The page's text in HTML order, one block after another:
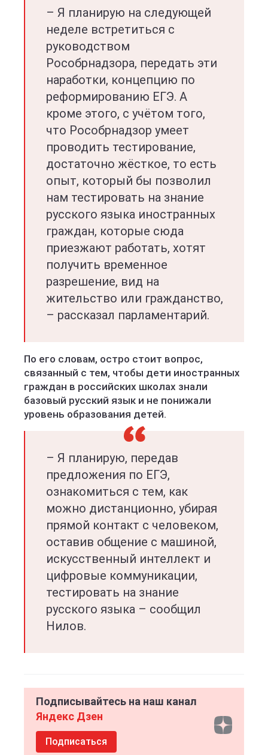
– Я планирую на следующей
неделе встретиться с
руководством
Рособрнадзора, передать эти
наработки, концепцию по
реформированию ЕГЭ. А
кроме этого, с учётом того,
что Рособрнадзор умеет
проводить тестирование,
достаточно жёсткое, то есть
опыт, который бы позволил
нам тестировать на знание
русского языка иностранных
граждан, которые сюда
приезжают работать, хотят
получить временное
разрешение, вид на
жительство или гражданство,
– рассказал парламентарий.
По его словам, остро стоит вопрос,
связанный с тем, чтобы дети иностранных
граждан в российских школах знали
базовый русский язык и не понижали
уровень образования детей.
– Я планирую, передав
предложения по ЕГЭ,
ознакомиться с тем, как
можно дистанционно, убирая
прямой контакт с человеком,
оставив общение с машиной,
искусственный интеллект и
цифровые коммуникации,
тестировать на знание
русского языка – сообщил
Нилов.
Подписывайтесь на наш канал
Яндекс Дзен
Подписаться